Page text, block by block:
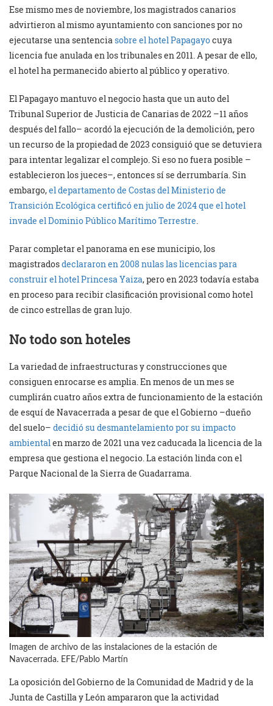
Ese mismo mes de noviembre, los magistrados canarios
advirtieron al mismo ayuntamiento con sanciones por no
ejecutarse una sentencia sobre el hotel Papagayocuya
licencia fue anulada en los tribunales en 2011. A pesar de ello,
el hotel ha permanecido abierto al público y operativo.
El Papagayo mantuvo el negocio hasta que un auto del
Tribunal Superior de Justicia de Canarias de 2022 –11 años
después del fallo– acordó la ejecución de la demolición, pero
un recurso de la propiedad de 2023 consiguió que se detuviera
para intentar legalizar el complejo. Si eso no fuera posible –
establecieron los jueces–, entonces sí se derrumbaría. Sin
embargo,el departamento de Costas del Ministerio de
Transición Ecológica certificó en julio de 2024 que el hotel
invade el Dominio Público Marítimo Terrestre
Parar completar el panorama en ese municipio, los
magistradosdeclararon en 2008 nulas las licencias para
construir el hotel Princesa Yaiza, pero en 2023 todavía estaba
en proceso para recibir clasificación provisional como hotel
de cinco estrellas de gran lujo.
No todo son hoteles
La variedad de infraestructuras y construcciones que
consiguen enrocarse es amplia. En menos de un mes se
cumplirán cuatro años extra de funcionamiento de la estación
de esquí de Navacerrada a pesar de que el Gobierno –dueño
del suelo– decidió su desmantelamiento por su impacto
ambientalen marzo de 2021 una vez caducada la licencia de la
empresa que gestiona el negocio. La estación linda con el
Parque Nacional de la Sierra de Guadarrama.
Imagen de archivo de las instalaciones de la estación de
Navacerrada. EFE/Pablo Martín
La oposición del Gobierno de la Comunidad de Madrid y de la
Junta de Castilla y León ampararon que la actividad